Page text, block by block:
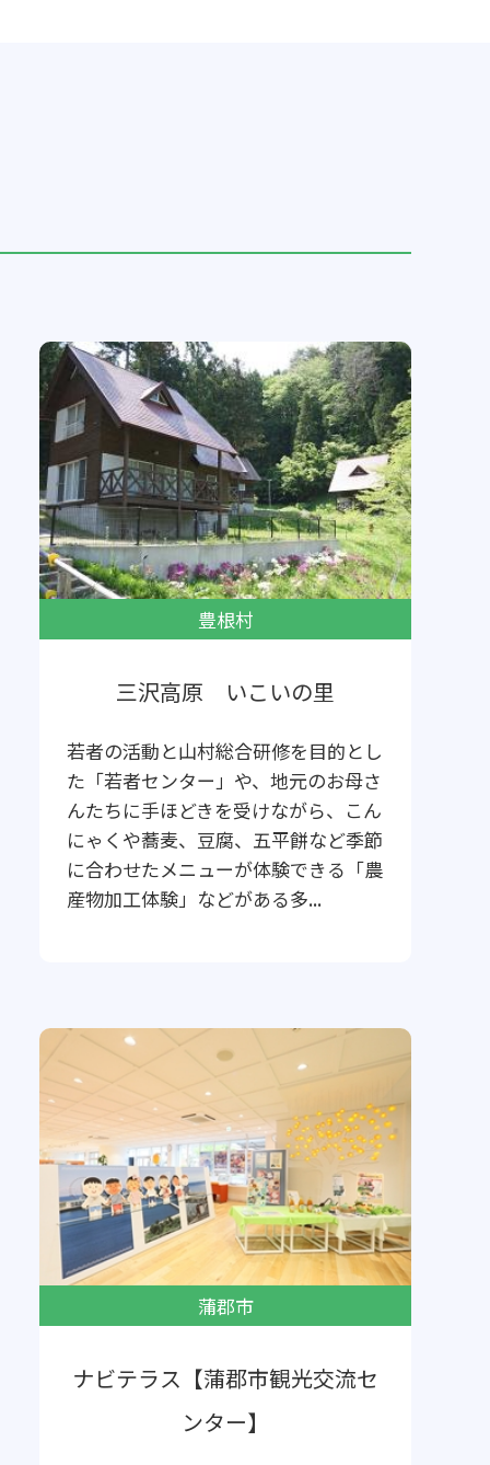
豊根村
三沢高原 いこいの里
若者の活動と山村総合研修を目的とし
た「若者センター」や、地元のお母さ
んたちに手ほどきを受けながら、こん
にゃくや蕎麦、豆腐、五平餅など季節
に合わせたメニューが体験できる「農
産物加工体験」などがある多...
蒲郡市
ナビテラス【蒲郡市観光交流セ
ンター】